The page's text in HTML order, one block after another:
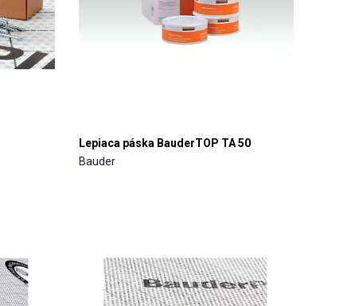
Lepiaca páska BauderTOP TA 50
Bauder